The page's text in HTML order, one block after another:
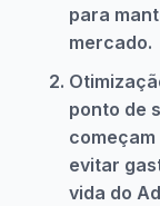
para
mercado.
ponto de
evitar
vida do